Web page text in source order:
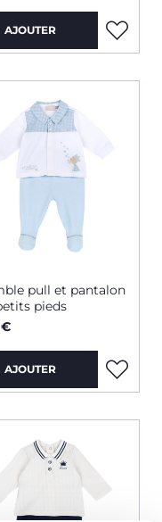
AJOUTER
pull et pantalon
pieds
€
AJOUTER